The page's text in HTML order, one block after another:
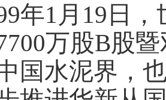
年1月19日
万股B股
国水泥界，